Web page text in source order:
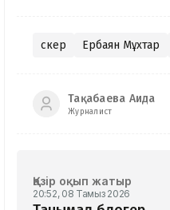
Әскер Ербаян Мұхтар
Тақабаева Аида
Журналист
Қазір оқып жатыр
20:52, 08 Тамыз 2026